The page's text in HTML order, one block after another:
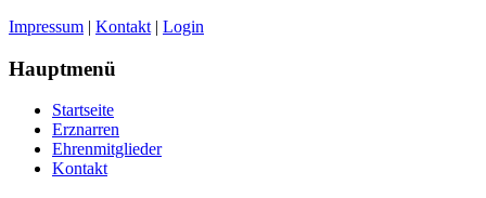
Impressum | Kontakt | Login
Hauptmenü
Startseite
Erznarren
Ehrenmitglieder
Kontakt